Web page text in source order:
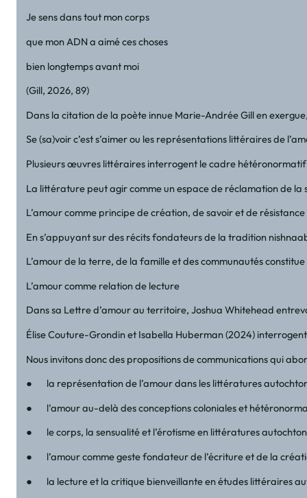
Je sens dans tout mon corps
que mon ADN a aimé ces choses
bien longtemps avant moi
(Gill, 2026, 89)
Dans la citation de la poète innue Marie-Andrée Gill en
Se (sa)voir c’est s’aimer ou les représentations littéraires de
Plusieurs œuvres littéraires interrogent le cadre hétéronormatif
La littérature peut agir comme un espace de réclamation de la
L’amour comme principe de création, de savoir et de résistance
En s’appuyant sur des récits fondateurs de la tradition
L’amour de la terre, de la famille et des communautés
L’amour comme relation de lecture
Dans sa Lettre d’amour au territoire, Joshua Whitehead
Élise Couture-Grondin et Isabella Huberman (2024)
Nous invitons donc des propositions de communications qui
● la représentation de l’amour dans les littératures
● l’amour au-delà des conceptions coloniales et
● le corps, la sensualité et l’érotisme en littératures
● l’amour comme geste fondateur de l’écriture et de la
● la lecture et la critique bienveillante en études littéraires